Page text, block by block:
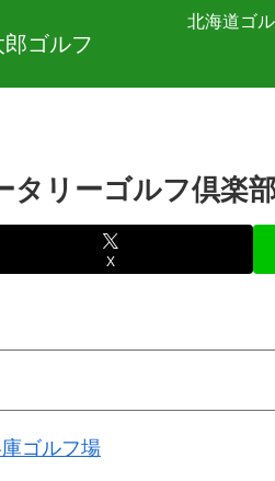
ゴルフ
北海道ゴ
タリーゴルフ倶楽
X
ゴルフ場